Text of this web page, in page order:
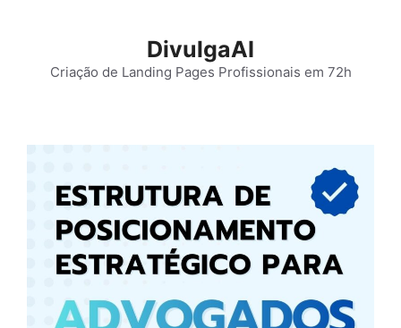
conteúdo
DivulgaAI
Criação de Landing Pages Profissionais em 72h